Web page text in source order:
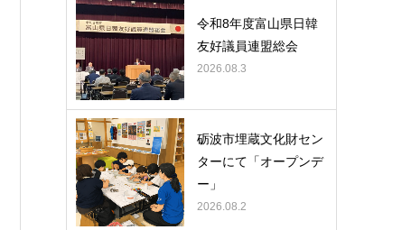
令和8年度富山県日韓
友好議員連盟総会
2026.08.3
砺波市埋蔵文化財セン
ターにて「オープンデ
ー」
2026.08.2